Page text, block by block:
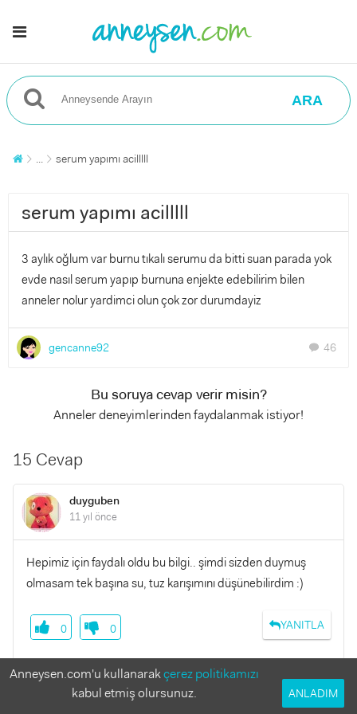
ARA
... serum yapımı acilllll
serum yapımı acilllll
3 aylık oğlum var burnu tıkalı serumu da bitti suan parada yok
evde nasıl serum yapıp burnuna enjekte edebilirim bilen
anneler nolur yardimci olun çok zor durumdayiz
gencanne92 chat 46
Bu soruya cevap verir misin?
Anneler deneyimlerinden faydalanmak istiyor!
15 Cevap
duyguben
11 yıl önce
Hepimiz için faydalı oldu bu bilgi.. şimdi sizden duymuş
olmasam tek başına su, tuz karışımını düşünebilirdim :)
YANITLA
0 0
balnur
Anneysen.com'u kullanarakçerez politikamızı
kabul etmiş olursunuz.
ANLADIM